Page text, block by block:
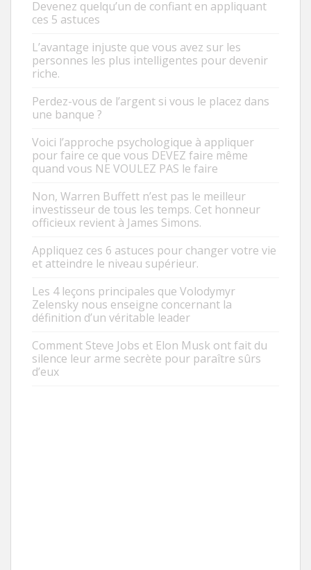
Devenez quelqu’un de confiant en appliquant
ces 5 astuces
L’avantage injuste que vous avez sur les
personnes les plus intelligentes pour devenir
riche.
Perdez-vous de l’argent si vous le placez dans
une banque ?
Voici l’approche psychologique à appliquer
pour faire ce que vous DEVEZ faire même
quand vous NE VOULEZ PAS le faire
Non, Warren Buffett n’est pas le meilleur
investisseur de tous les temps. Cet honneur
officieux revient à James Simons.
Appliquez ces 6 astuces pour changer votre vie
et atteindre le niveau supérieur.
Les 4 leçons principales que Volodymyr
Zelensky nous enseigne concernant la
définition d’un véritable leader
Comment Steve Jobs et Elon Musk ont fait du
silence leur arme secrète pour paraître sûrs
d’eux